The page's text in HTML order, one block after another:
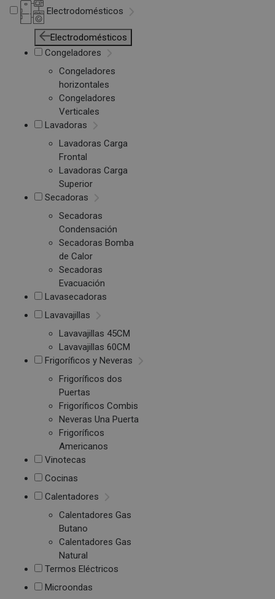
Electrodomésticos
Electrodomésticos
Congeladores
Congeladores
horizontales
Congeladores
Verticales
Lavadoras
Lavadoras Carga
Frontal
Lavadoras Carga
Superior
Secadoras
Secadoras
Condensación
Secadoras Bomba
de Calor
Secadoras
Evacuación
Lavasecadoras
Lavavajillas
Lavavajillas 45CM
Lavavajillas 60CM
Frigoríficos y Neveras
Frigoríficos dos
Puertas
Frigoríficos Combis
Neveras Una Puerta
Frigoríficos
Americanos
Vinotecas
Cocinas
Calentadores
Calentadores Gas
Butano
Calentadores Gas
Natural
Termos Eléctricos
Microondas